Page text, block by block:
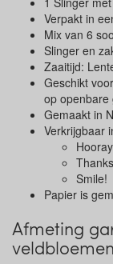
Verpakt in
Mix van 6
Slinger en
Zaaitijd:
Geschikt
op openbare
Gemaakt in
Verkrijgbaar
Hooray
Thanks
Smile!
Papier is
Afmeting
veldbloemen